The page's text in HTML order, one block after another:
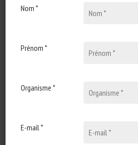
protection des carnivores
acteurs de la protection animale
Nom *
Prénom *
Organisme *
E-mail *